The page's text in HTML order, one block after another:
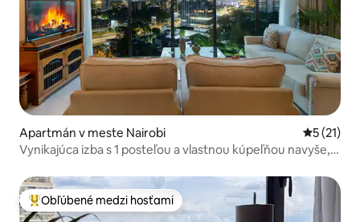
Apartmán v meste Nairobi
5 (21)
Vynikajúca izba s 1 posteľou a vlastnou kúpeľňou navyše,
Najobľúbenejšie medzi hosťami
Obľúbené medzi hosťami